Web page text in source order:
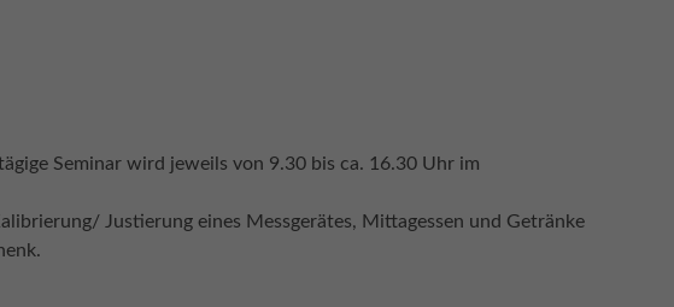
Seminar wird jeweils von 9.30 bis ca. 16.30 Uhr im
Justierung eines Messgerätes, Mittagessen und Getränke